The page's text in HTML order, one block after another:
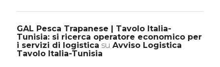
GAL Pesca Trapanese | Tavolo Italia-
Tunisia: si ricerca operatore economico per
i servizi di logistica su Avviso Logistica
Tavolo Italia-Tunisia